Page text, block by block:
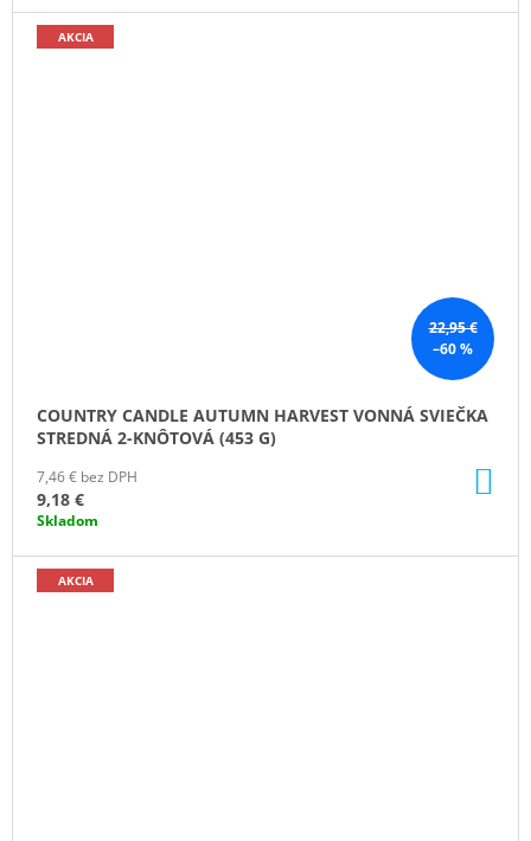
22,95 €
–60 %
AKCIA
COUNTRY CANDLE AUTUMN HARVEST VONNÁ SVIEČKA
STREDNÁ 2-KNÔTOVÁ (453 G)
7,46 € bez DPH
9,18 €
Skladom
AKCIA